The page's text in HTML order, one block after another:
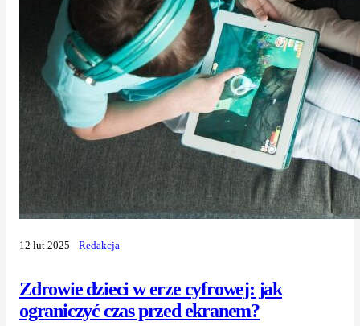
Zdrowie dzieci w erze cyfrowej: jak
ograniczyć czas przed ekranem?
12 lut 2025 Redakcja